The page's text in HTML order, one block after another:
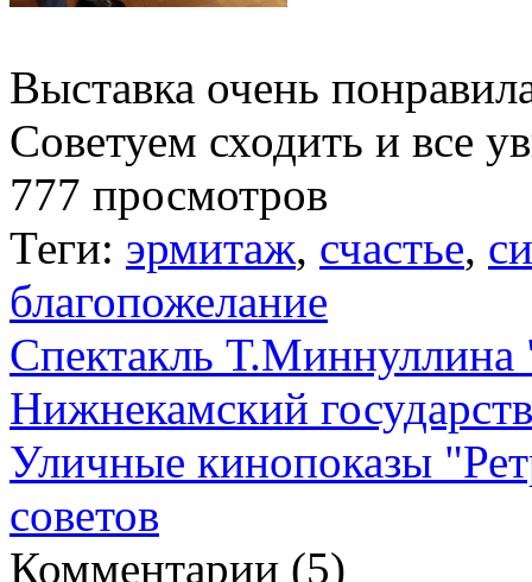
Выставка очень
Советуем сходить и все
777 просмотров
Теги: эрмитаж, счастье,
благопожелание
Спектакль
Нижнекамский
Уличные кинопоказы
советов
Комментарии (5)